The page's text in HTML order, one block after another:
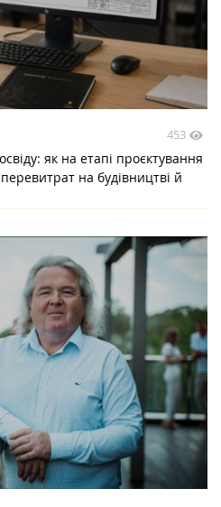
453
як на етапі проєктування
на будівництві й